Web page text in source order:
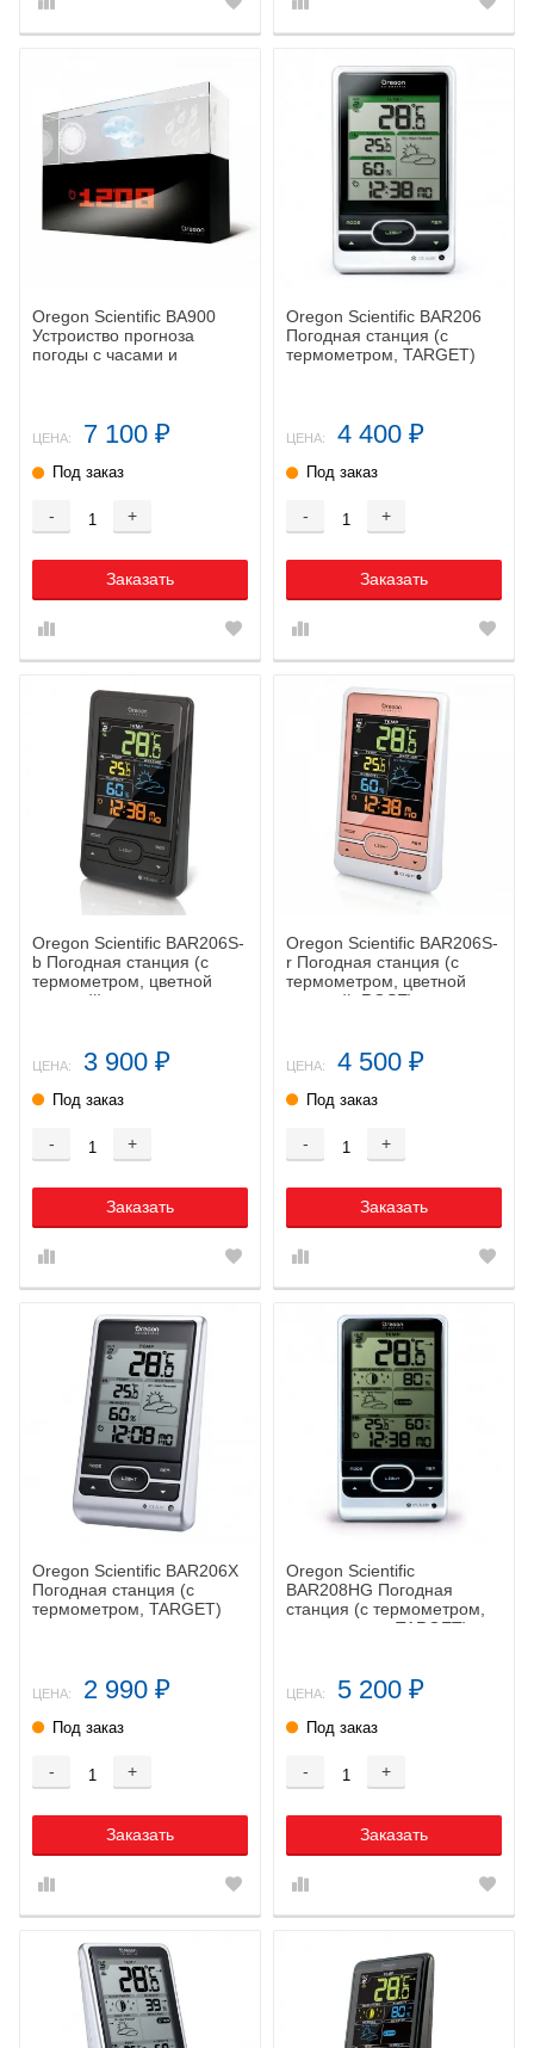
Oregon Scientific BA900
Устроиство прогноза
погоды с часами и
ЦЕНА: 7 100 ₽
Под заказ
- +
Заказать
Oregon Scientific BAR206
Погодная станция (с
термометром, TARGET)
ЦЕНА: 4 400 ₽
Под заказ
- +
Заказать
Oregon Scientific BAR206S-
b Погодная станция (с
термометром, цветной
дисплей)
ЦЕНА: 3 900 ₽
Под заказ
- +
Заказать
Oregon Scientific BAR206S-
r Погодная станция (с
термометром, цветной
дисплей, ROSE)
ЦЕНА: 4 500 ₽
Под заказ
- +
Заказать
Oregon Scientific BAR206X
Погодная станция (с
термометром, TARGET)
ЦЕНА: 2 990 ₽
Под заказ
- +
Заказать
Oregon Scientific
BAR208HG Погодная
станция (с термометром,
гигрометром, TARGET)
ЦЕНА: 5 200 ₽
Под заказ
- +
Заказать